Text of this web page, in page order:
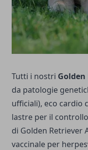
Tutti i nostri
da patologie
ufficiali), eco cardio
lastre per il
di Golden Retriever
vaccinale per